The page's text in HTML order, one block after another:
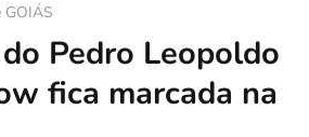
GOIÁS
Pedro Leopoldo
fica marcada na